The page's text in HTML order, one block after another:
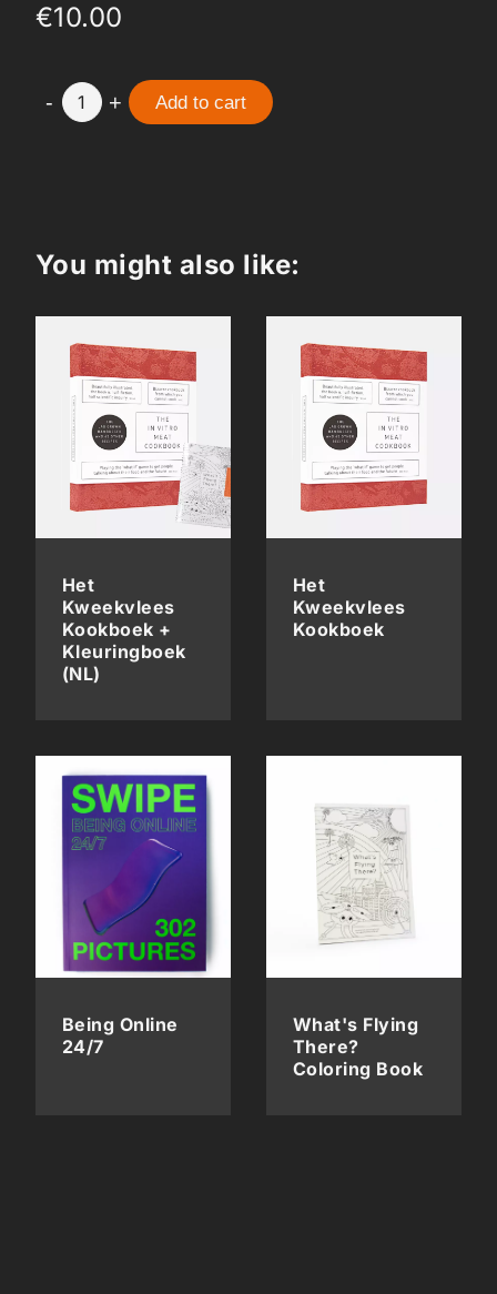
€10.00
- 1 + Add to cart
You might also like:
Het
Kweekvlees
Kookboek +
Kleuringboek
(NL)
Het
Kweekvlees
Kookboek
Being Online
24/7
What's Flying
There?
Coloring Book